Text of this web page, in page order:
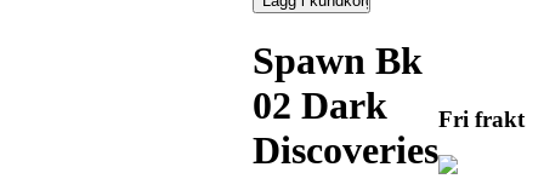
Spawn Bk
02 Dark
Discoveries
Fri frakt